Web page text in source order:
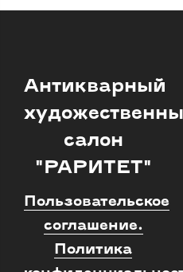
Антикварный
салон
"РАРИТЕТ"
Пользовательское
соглашение.
Политика